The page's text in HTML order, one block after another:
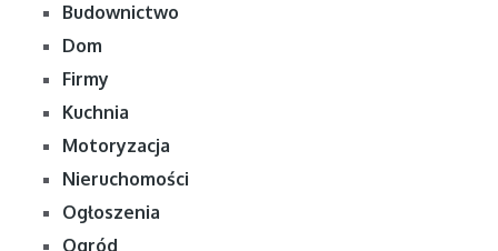
Budownictwo
Dom
Firmy
Kuchnia
Motoryzacja
Nieruchomości
Ogłoszenia
Ogród